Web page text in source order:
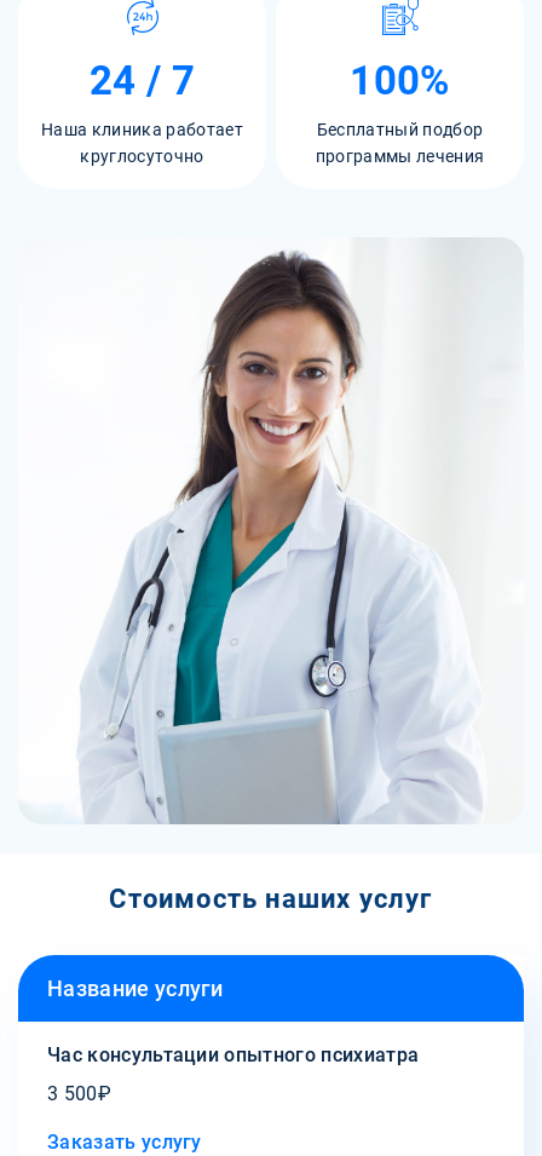
24 / 7
Наша клиника работает
круглосуточно
100%
Бесплатный подбор
программы лечения
Стоимость наших услуг
Название услуги
Час консультации опытного психиатра
3 500₽
Заказать услугу